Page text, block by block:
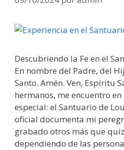
Descubriendo la Fe en el
En nombre del Padre, del
Santo. Amén. Ven, Espíritu
hermanos, me encuentro
especial: el Santuario de
oficial documenta mi
grabado otros más que
dependiendo de las